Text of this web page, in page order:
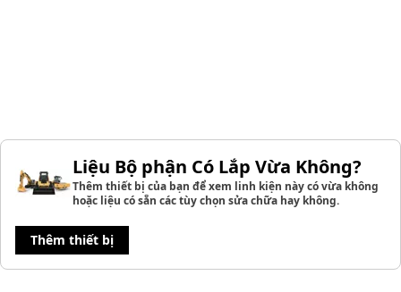
Liệu Bộ phận Có Lắp Vừa Không?
Thêm thiết bị của bạn để xem linh kiện này có vừa không
hoặc liệu có sẵn các tùy chọn sửa chữa hay không.
Thêm thiết bị